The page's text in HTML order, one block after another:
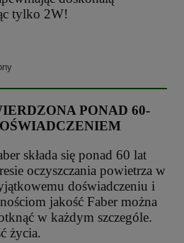
tylko 2W!
PONAD 60-
składa się ponad 60 lat
oczyszczania powietrza w
doświadczeniu i
jakość Faber można
w każdym szczególe.
życia.